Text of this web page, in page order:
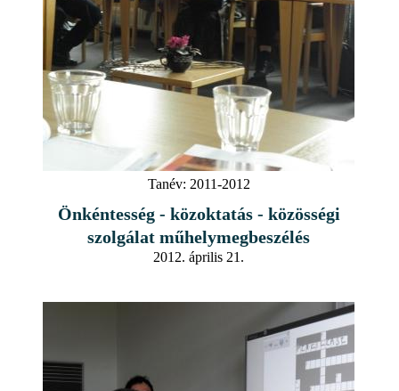
Tanév: 2011-2012
Önkéntesség - közoktatás - közösségi
szolgálat műhelymegbeszélés
2012. április 21.